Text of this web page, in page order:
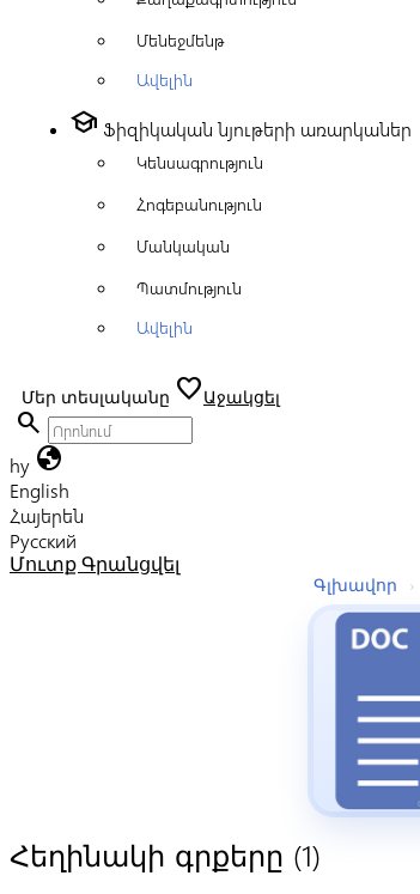
Մենեջմենթ
Ավելին
school Ֆիզիկական նյութերի առարկաներ
Կենսագրություն
Հոգեբանություն
Մանկական
Պատմություն
Ավելին
Մեր տեսլականը favoriteԱջակցել
search
hy globe
English
Հայերեն
Русский
Մուտք Գրանցվել
Գլխավոր ›
Հեղինակի գրքերը (1)